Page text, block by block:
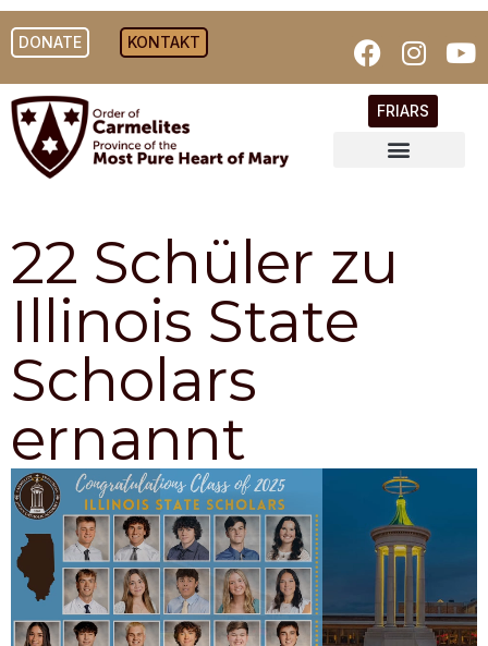
DONATE KONTAKT
FRIARS
22 Schüler zu
Illinois State
Scholars
ernannt